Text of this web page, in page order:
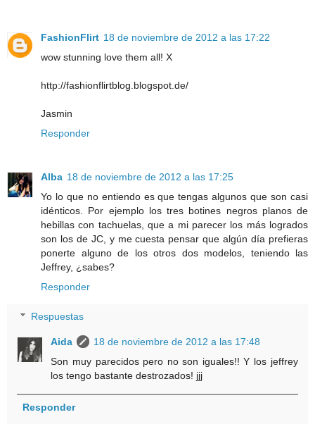
FashionFlirt 18 de noviembre de 2012 a las 17:22
wow stunning love them all! X
http://fashionflirtblog.blogspot.de/
Jasmin
Responder
Alba 18 de noviembre de 2012 a las 17:25
Yo lo que no entiendo es que tengas algunos que son casi
idénticos. Por ejemplo los tres botines negros planos de
hebillas con tachuelas, que a mi parecer los más logrados
son los de JC, y me cuesta pensar que algún día prefieras
ponerte alguno de los otros dos modelos, teniendo las
Jeffrey, ¿sabes?
Responder
Respuestas
Aida
18 de noviembre de 2012 a las 17:48
Son muy parecidos pero no son iguales!! Y los jeffrey
los tengo bastante destrozados! jjj
Responder